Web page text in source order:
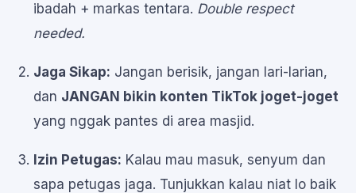
ibadah + markas tentara. Double respect
needed.
Jaga Sikap: Jangan berisik, jangan lari-larian,
dan JANGAN bikin konten TikTok joget-joget
yang nggak pantes di area masjid.
Izin Petugas: Kalau mau masuk, senyum dan
sapa petugas jaga. Tunjukkan kalau niat lo baik